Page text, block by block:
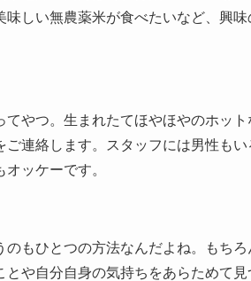
しい無農薬米が食べたいなど、興
やつ。生まれたてほやほやのホッ
連絡します。スタッフには男性も
ッケーです。
もひとつの方法なんだよね。もち
や自分自身の気持ちをあらためて